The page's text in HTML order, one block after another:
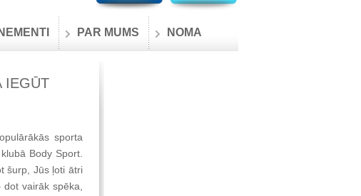
PAR MUMS NOMA
IEGŪT
sporta
Body Sport.
šurp, Jūs ļoti ātri
vairāk spēka,